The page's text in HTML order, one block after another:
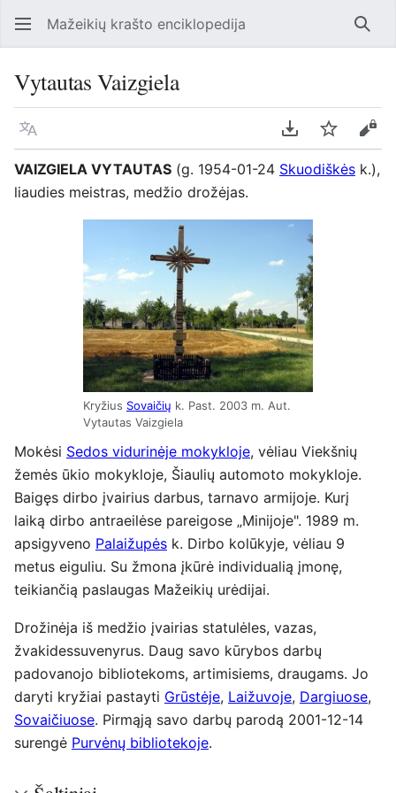
Mažeikių krašto enciklopedija
Vytautas Vaizgiela
Kalba Parsisiųsti kaip
Stebėti
VAIZGIELA VYTAUTAS (g. 1954-01-24 Skuodiškės k.),
liaudies meistras, medžio drožėjas.
Kryžius Sovaičių k. Past. 2003 m. Aut.
Vytautas Vaizgiela
Mokėsi Sedos vidurinėje mokykloje, vėliau Viekšnių
žemės ūkio mokykloje, Šiaulių automoto mokykloje.
Baigęs dirbo įvairius darbus, tarnavo armijoje. Kurį
laiką dirbo antraeilėse pareigose „Minijoje". 1989 m.
apsigyveno Palaižupės k. Dirbo kolūkyje, vėliau 9
metus eiguliu. Su žmona įkūrė individualią įmonę,
teikiančią paslaugas Mažeikių urėdijai.
Drožinėja iš medžio įvairias statulėles, vazas,
žvakidessuvenyrus. Daug savo kūrybos darbų
padovanojo bibliotekoms, artimisiems, draugams. Jo
daryti kryžiai pastayti Grūstėje, Laižuvoje, Dargiuose,
Sovaičiuose. Pirmąją savo darbų parodą 2001-12-14
surengė Purvėnų bibliotekoje.